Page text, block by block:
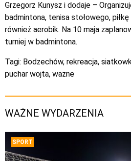
Grzegorz Kunysz i dodaje –
badmintona, tenisa stołowego,
również aerobik. Na 10 maja
turniej w badmintona.
Tagi: Bodzechów, rekreacja,
puchar wojta, wazne
WAŻNE WYDARZENIA
SPORT